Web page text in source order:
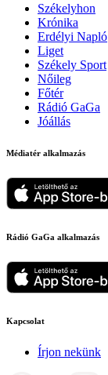
Székelyhon
Krónika
Erdélyi Napló
Liget
Székely Sport
Nőileg
Főtér
Rádió GaGa
Jóállás
Médiatér alkalmazás
Rádió GaGa alkalmazás
Kapcsolat
Írjon nekünk